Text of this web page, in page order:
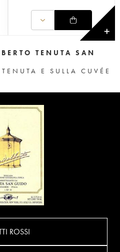
✕
TENUTA SAN
E SULLA CUVÉE
ROSSI